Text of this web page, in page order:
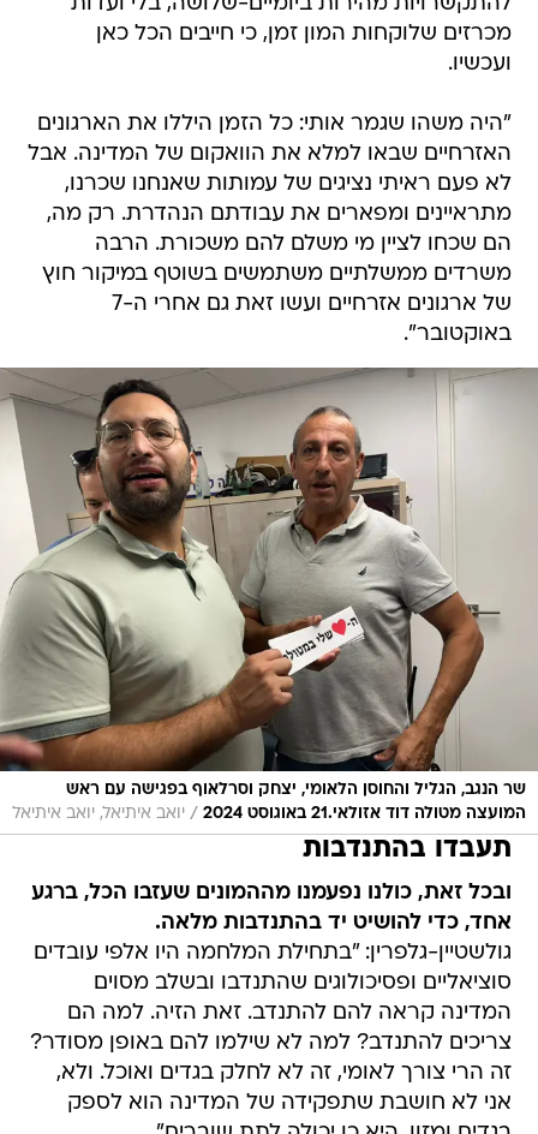
מכרזים שלוקחות המון זמן, כי חייבים הכל כאן
ועכשיו.
"היה משהו שגמר אותי: כל הזמן היללו את הארגונים
האזרחיים שבאו למלא את הוואקום של המדינה. אבל
לא פעם ראיתי נציגים של עמותות שאנחנו שכרנו,
מתראיינים ומפארים את עבודתם הנהדרת. רק מה,
הם שכחו לציין מי משלם להם משכורת. הרבה
משרדים ממשלתיים משתמשים בשוטף במיקור חוץ
של ארגונים אזרחיים ועשו זאת גם אחרי ה-7
באוקטובר".
שר הנגב, הגליל והחוסן הלאומי, יצחק וסרלאוף בפגישה עם ראש
המועצה מטולה דוד אזולאי.21 באוגוסט 2024
/ יואב איתיאל, יואב איתיאל
תעבדו בהתנדבות
ובכל זאת, כולנו נפעמנו מההמונים שעזבו הכל, ברגע
אחד, כדי להושיט יד בהתנדבות מלאה.
גולשטיין-גלפרין: "בתחילת המלחמה היו אלפי עובדים
סוציאליים ופסיכולוגים שהתנדבו ובשלב מסוים
המדינה קראה להם להתנדב. זאת הזיה. למה הם
צריכים להתנדב? למה לא שילמו להם באופן מסודר?
זה הרי צורך לאומי, זה לא לחלק בגדים ואוכל. ולא,
אני לא חושבת שתפקידה של המדינה הוא לספק